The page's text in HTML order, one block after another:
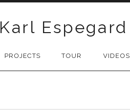
Karl Espegard
PROJECTS TOUR VIDEOS